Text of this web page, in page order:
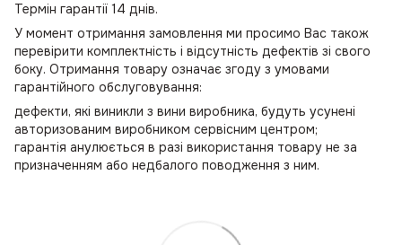
Термін гарантії 14 днів.
У момент отримання замовлення ми просимо Вас також
перевірити комплектність і відсутність дефектів зі свого
боку. Отримання товару означає згоду з умовами
гарантійного обслуговування:
дефекти, які виникли з вини виробника, будуть усунені
авторизованим виробником сервісним центром;
гарантія анулюється в разі використання товару не за
призначенням або недбалого поводження з ним.